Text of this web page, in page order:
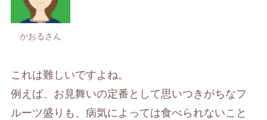
かおるさん
これは難しいですよね。
例えば、お見舞いの定番として思いつきがちなフ
ルーツ盛りも、病気によっては食べられないこと